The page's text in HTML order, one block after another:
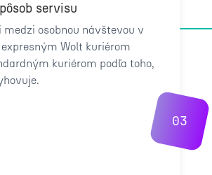
servisu
medzi osobnou návštevou v
expresným Wolt kuriérom
kuriérom podľa toho,
03